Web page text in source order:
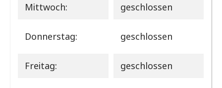
Mittwoch: geschlossen
Donnerstag: geschlossen
Freitag: geschlossen